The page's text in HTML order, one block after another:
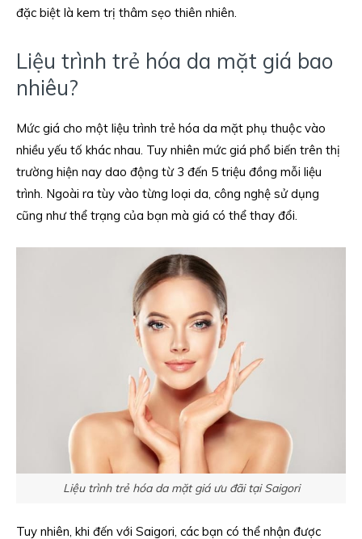
đặc biệt là kem trị thâm sẹo thiên nhiên.
Liệu trình trẻ hóa da mặt giá bao
nhiêu?
Mức giá cho một liệu trình trẻ hóa da mặt phụ thuộc vào
nhiều yếu tố khác nhau. Tuy nhiên mức giá phổ biến trên thị
trường hiện nay dao động từ 3 đến 5 triệu đồng mỗi liệu
trình. Ngoài ra tùy vào từng loại da, công nghệ sử dụng
cũng như thể trạng của bạn mà giá có thể thay đổi.
Liệu trình trẻ hóa da mặt giá ưu đãi tại Saigori
Tuy nhiên, khi đến với Saigori, các bạn có thể nhận được